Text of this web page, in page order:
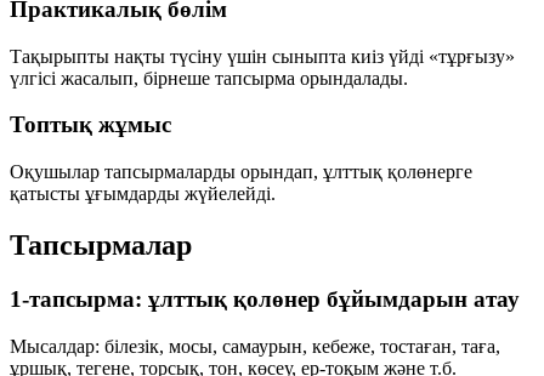
Практикалық бөлім
Тақырыпты нақты түсіну үшін сыныпта киіз үйді «тұрғызу»
үлгісі жасалып, бірнеше тапсырма орындалады.
Топтық жұмыс
Оқушылар тапсырмаларды орындап, ұлттық қолөнерге
қатысты ұғымдарды жүйелейді.
Тапсырмалар
1-тапсырма: ұлттық қолөнер бұйымдарын атау
Мысалдар: білезік, мосы, самаурын, кебеже, тостаған, таға,
ұршық, тегене, торсық, тон, көсеу, ер-тоқым және т.б.